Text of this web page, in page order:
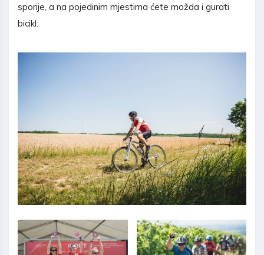
sporije, a na pojedinim mjestima ćete možda i gurati
bicikl.